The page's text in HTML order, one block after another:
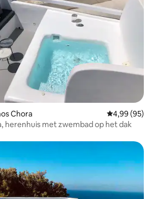
Chora Gemiddelde
4,99 (95)
herenhuis met zwembad op het dak